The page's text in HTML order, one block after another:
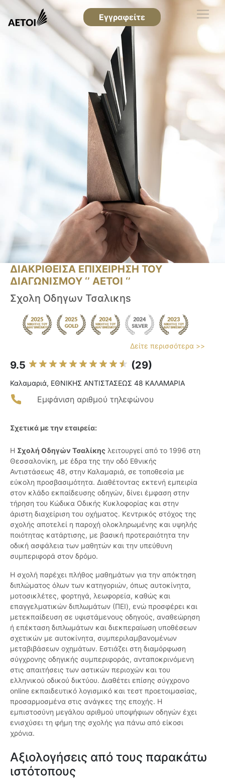
Εγγραφείτε
ΔΙΑΚΡΙΘΕΙΣΑ ΕΠΙΧΕΙΡΗΣΗ ΤΟΥ
ΔΙΑΓΩΝΙΣΜΟΥ ‘’ ΑΕΤΟΙ ‘’
Σχολη Οδηγων Τσαλικηs
Δείτε περισσότερα >>
9.5 (29)
Καλαμαριά, ΕΘΝΙΚΗΣ ΑΝΤΙΣΤΑΣΕΩΣ 48 ΚΑΛΑΜΑΡΙΑ
Εμφάνιση αριθμού τηλεφώνου
Σχετικά με την εταιρεία:
Η Σχολή Οδηγών Τσαλίκης λειτουργεί από το 1996 στη
Θεσσαλονίκη, με έδρα της την οδό Εθνικής
Αντιστάσεως 48, στην Καλαμαριά, σε τοποθεσία με
εύκολη προσβασιμότητα. Διαθέτοντας εκτενή εμπειρία
στον κλάδο εκπαίδευσης οδηγών, δίνει έμφαση στην
τήρηση του Κώδικα Οδικής Κυκλοφορίας και στην
άριστη διαχείριση του οχήματος. Κεντρικός στόχος της
σχολής αποτελεί η παροχή ολοκληρωμένης και υψηλής
ποιότητας κατάρτισης, με βασική προτεραιότητα την
οδική ασφάλεια των μαθητών και την υπεύθυνη
συμπεριφορά στον δρόμο.
Η σχολή παρέχει πλήθος μαθημάτων για την απόκτηση
διπλώματος όλων των κατηγοριών, όπως αυτοκίνητα,
μοτοσικλέτες, φορτηγά, λεωφορεία, καθώς και
επαγγελματικών διπλωμάτων (ΠΕΙ), ενώ προσφέρει και
μετεκπαίδευση σε υφιστάμενους οδηγούς, αναθεώρηση
ή επέκταση διπλωμάτων και διεκπεραίωση υποθέσεων
σχετικών με αυτοκίνητα, συμπεριλαμβανομένων
μεταβιβάσεων οχημάτων. Εστιάζει στη διαμόρφωση
σύγχρονης οδηγικής συμπεριφοράς, ανταποκρινόμενη
στις απαιτήσεις των αστικών περιοχών και του
ελληνικού οδικού δικτύου. Διαθέτει επίσης σύγχρονο
online εκπαιδευτικό λογισμικό και τεστ προετοιμασίας,
προσαρμοσμένα στις ανάγκες της εποχής. Η
εμπιστοσύνη μεγάλου αριθμού υποψήφιων οδηγών έχει
ενισχύσει τη φήμη της σχολής για πάνω από είκοσι
χρόνια.
Αξιολογήσεις από τους παρακάτω
ιστότοπους